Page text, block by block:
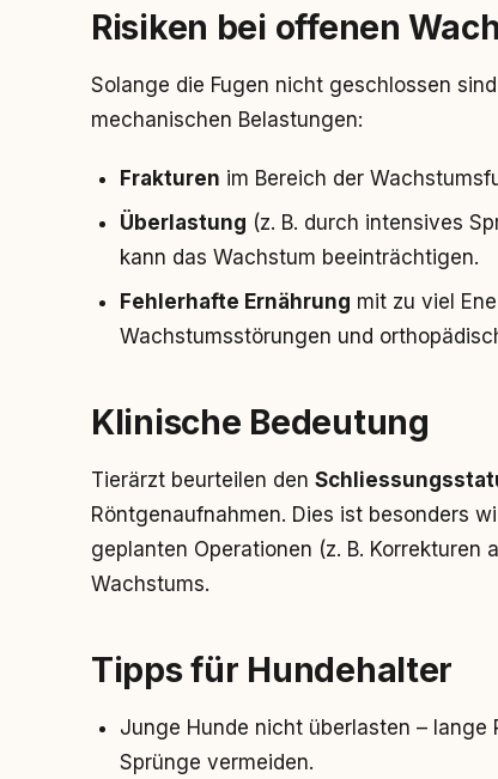
Risiken bei offenen
Solange die Fugen nicht geschlossen
mechanischen Belastungen:
Frakturen im Bereich der
Überlastung (z. B. durch intensives
kann das Wachstum beeinträchtigen.
Fehlerhafte Ernährung mit zu viel
Wachstumsstörungen und
Klinische Bedeutung
Tierärzt beurteilen den
Röntgenaufnahmen. Dies ist besonders
geplanten Operationen (z. B. Korrekturen
Wachstums.
Tipps für Hundehalter
Junge Hunde nicht überlasten –
Sprünge vermeiden.